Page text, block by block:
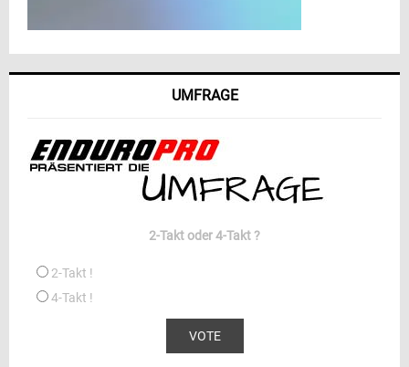
UMFRAGE
2-Takt oder 4-Takt ?
2-Takt !
4-Takt !